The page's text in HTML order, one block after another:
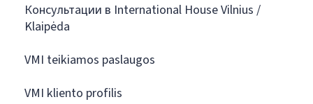
Консультации в International House Vilnius /
Klaipėda
VMI teikiamos paslaugos
VMI kliento profilis